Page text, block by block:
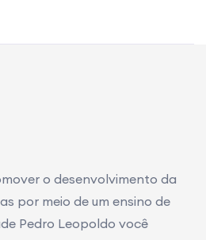
o desenvolvimento da
por meio de um ensino de
Pedro Leopoldo você